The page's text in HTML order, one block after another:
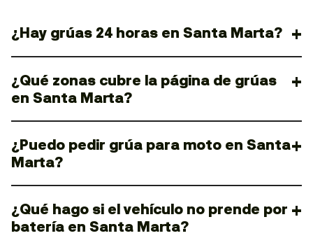
¿Hay grúas 24 horas en Santa Marta?
¿Qué zonas cubre la página de grúas
en Santa Marta?
¿Puedo pedir grúa para moto en Santa
Marta?
¿Qué hago si el vehículo no prende por
batería en Santa Marta?